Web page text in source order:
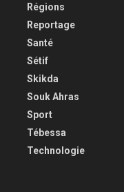
Régions
Reportage
Santé
Sétif
Skikda
Souk Ahras
Sport
Tébessa
Technologie